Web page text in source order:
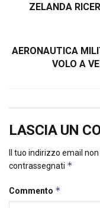
ZELANDA
AERONAUTICA
VOLO A
LASCIA UN
Il tuo indirizzo email non
contrassegnati *
Commento *